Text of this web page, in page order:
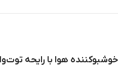
خوشبوکننده هوا با رایحه